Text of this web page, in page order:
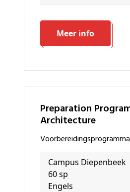
Meer info
Preparation Programme Interior
Architecture
voorbereidingsprogramma
Campus Diepenbeek
60 sp
Engels